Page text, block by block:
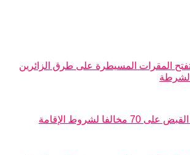
المقرات المسيطرة على طرق الزائرين
لشروط الإقامة